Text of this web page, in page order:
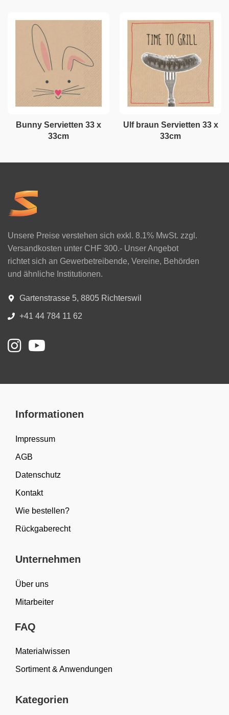
Bunny Servietten 33 x
33cm
Ulf braun Servietten 33 x
33cm
Unsere Preise verstehen sich exkl. 8.1% MwSt. zzgl.
Versandkosten unter CHF 300.- Unser Angebot
richtet sich an Gewerbetreibende, Vereine, Behörden
und ähnliche Institutionen.
Gartenstrasse 5, 8805 Richterswil
+41 44 784 11 62
Informationen
Impressum
AGB
Datenschutz
Kontakt
Wie bestellen?
Rückgaberecht
Unternehmen
Über uns
Mitarbeiter
FAQ
Materialwissen
Sortiment & Anwendungen
Kategorien